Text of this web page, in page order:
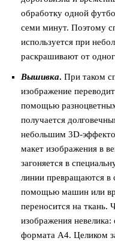
обработку одной
семи минут. Поэтому
используется при
раскрашивают от
Вышивка. При таком
изображение
помощью
получается
небольшим 3D-
макет изображения в
загоняется в
линии превращаются в
помощью машин или
переносится на ткань.
изображения невелика:
формата А4. Целиком